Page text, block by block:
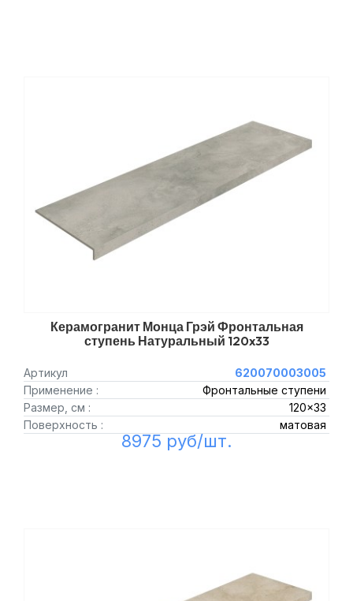
Керамогранит Монца Грэй Фронтальная
ступень Натуральный 120x33
Артикул
620070003005
Применение :
Фронтальные ступени
Размер, см :
120x33
Поверхность :
матовая
8975 руб/шт.